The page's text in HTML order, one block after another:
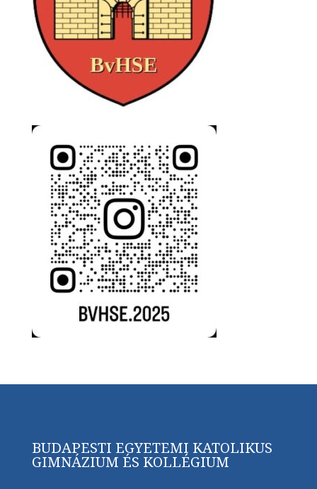
BUDAPESTI EGYETEMI KATOLIKUS
GIMNÁZIUM ÉS KOLLÉGIUM